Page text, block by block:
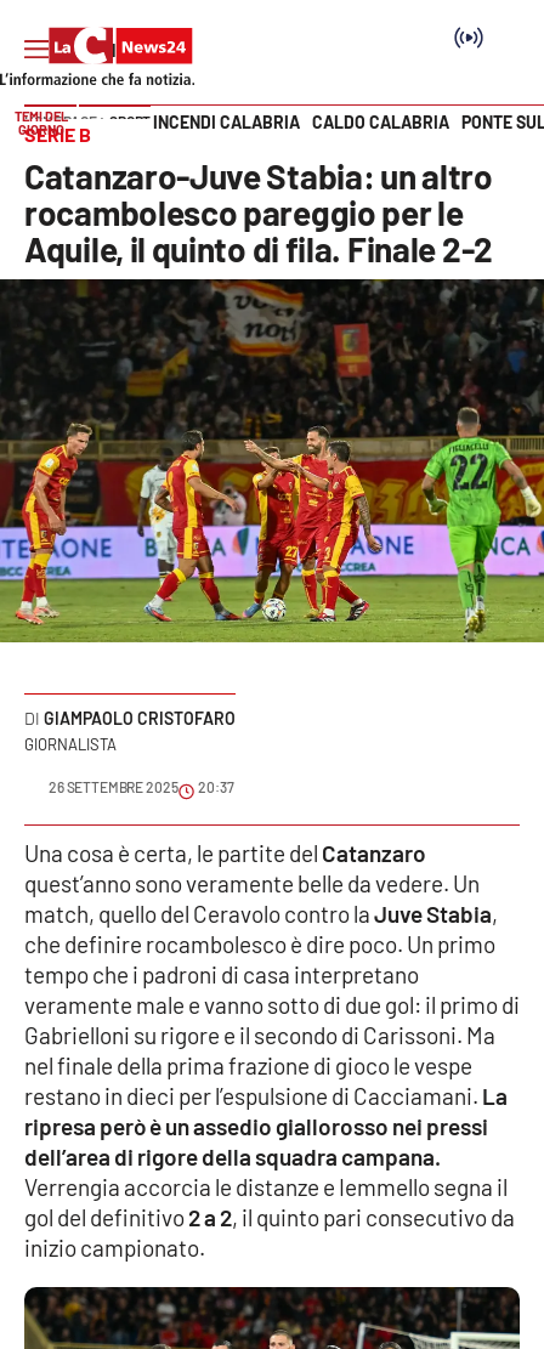
Cronaca
Politica
Attualità
Economia e lavoro
Italia Mondo
Sanità
Sport
Podcast
Editoriali
Ambiente
Cronaca
Cultura
Economia e Lavoro
Politica
Sanità
Vai
TEMI DEL
GIORNO
INCENDI CALABRIA CALDO CALABRIA PONTE
HOME PAGE SPORT
SERIE B
Catanzaro-Juve Stabia: un altro
rocambolesco pareggio per le
Aquile, il quinto di fila. Finale 2-2
GIAMPAOLO CRISTOFARO
GIORNALISTA
26 SETTEMBRE 2025 20:37
Una cosa è certa, le partite del Catanzaro
quest’anno sono veramente belle da vedere. Un
match, quello del Ceravolo contro laJuve Stabia,
che definire rocambolesco è dire poco. Un primo
tempo che i padroni di casa interpretano
veramente male e vanno sotto di due gol: il primo di
Gabrielloni su rigore e il secondo di Carissoni. Ma
nel finale della prima frazione di gioco le vespe
restano in dieci per l’espulsione di Cacciamani. La
ripresa però è un assedio giallorosso nei pressi
dell’area di rigore della squadra campana.
Verrengia accorcia le distanze e Iemmello segna il
gol del definitivo2 a 2, il quinto pari consecutivo da
inizio campionato.